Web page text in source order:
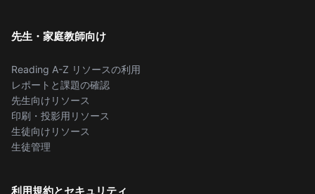
先生・家庭教師向け
Reading A-Z リソースの利用
レポートと課題の確認
先生向けリソース
印刷・投影用リソース
生徒向けリソース
生徒管理
利用規約とセキュリティ